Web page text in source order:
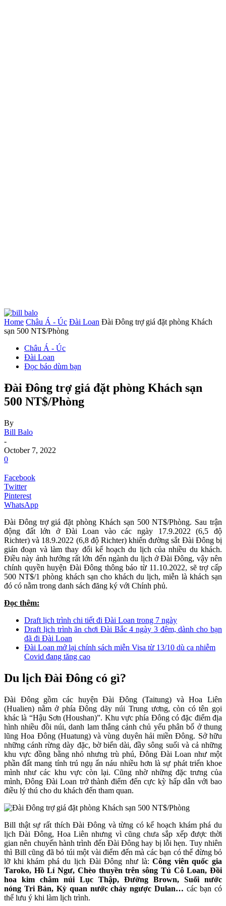
Home Châu Á - Úc Đài Loan Đài Đông trợ giá đặt phòng Khách
sạn 500 NT$/Phòng
Châu Á - Úc
Đài Loan
Đọc báo dùm bạn
Đài Đông trợ giá đặt phòng Khách sạn
500 NT$/Phòng
By
Bill Balo
-
October 7, 2022
0
Facebook
Twitter
Pinterest
WhatsApp
Đài Đông trợ giá đặt phòng Khách sạn 500 NT$/Phòng. Sau trận
động đất lớn ở Đài Loan vào các ngày 17.9.2022 (6,5 độ
Richter) và 18.9.2022 (6,8 độ Richter) khiến đường sắt Đài Đông bị
gián đoạn và làm thay đổi kế hoạch du lịch của nhiều du khách.
Điều này ảnh hưởng rất lớn đến ngành du lịch ở Đài Đông, vậy nên
chính quyền huyện Đài Đông thông báo từ 11.10.2022, sẽ trợ cấp
500 NT$/1 phòng khách sạn cho khách du lịch, miễn là khách sạn
đó có nằm trong danh sách đăng ký với Chính phủ.
Đọc thêm:
Draft lịch trình chi tiết đi Đài Loan trong 7 ngày
Draft lịch trình ăn chơi Đài Bắc 4 ngày 3 đêm, dành cho bạn
đã đi Đài Loan
Đài Loan mở lại chính sách miễn Visa từ 13/10 dù ca nhiễm
Covid đang tăng cao
Du lịch Đài Đông có gì?
Đài Đông gồm các huyện Đài Đông (Taitung) và Hoa Liên
(Hualien) nằm ở phía Đông dãy núi Trung ương, còn có tên gọi
khác là “Hậu Sơn (Houshan)”. Khu vực phía Đông có đặc điểm địa
hình nhiều đồi núi, danh lam thắng cảnh chủ yếu phân bố ở thung
lũng Hoa Đông (Huatung) và vùng duyên hải miền Đông. Sở hữu
những cánh rừng dày đặc, bờ biển dài, đầy sông suối và cả những
khu vực đồng bằng nhỏ nhưng trù phú, Đông Đài Loan như một
phần đất mang tính trú ngụ ẩn náu nhiều hơn là sự phát triển khoe
mình như các khu vực còn lại. Cũng nhờ những đặc trưng của
mình, Đông Đài Loan trở thành điểm đến cực kỳ hấp dẫn với bao
điều lý thú cho du khách đến tham quan.
Bill thật sự rất thích Đài Đông và từng có kế hoạch khám phá du
lịch Đài Đông, Hoa Liên nhưng vì cũng chưa sắp xếp được thời
gian nên chuyến hành trình đến Đài Đông hay bị lỗi hẹn. Tuy nhiên
thì Bill cũng đã bỏ túi một vài điểm đến mà các bạn có thể đừng bỏ
lỡ khi khám phá du lịch Đài Đông như là:Công viên quốc gia
Taroko, Hồ Lí Ngư, Chèo thuyền trên sông Tú Cô Loan, Đồi
hoa kim châm núi Lục Thập, Đường Brown, Suối nước
nóng Tri Bản, Kỳ quan nước chảy ngược Dulan… các bạn có
thể lưu ý khi làm lịch trình.